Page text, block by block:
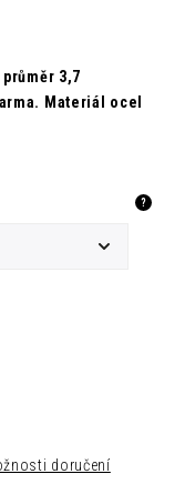
průměr 3,7
Materiál ocel
?
doručení